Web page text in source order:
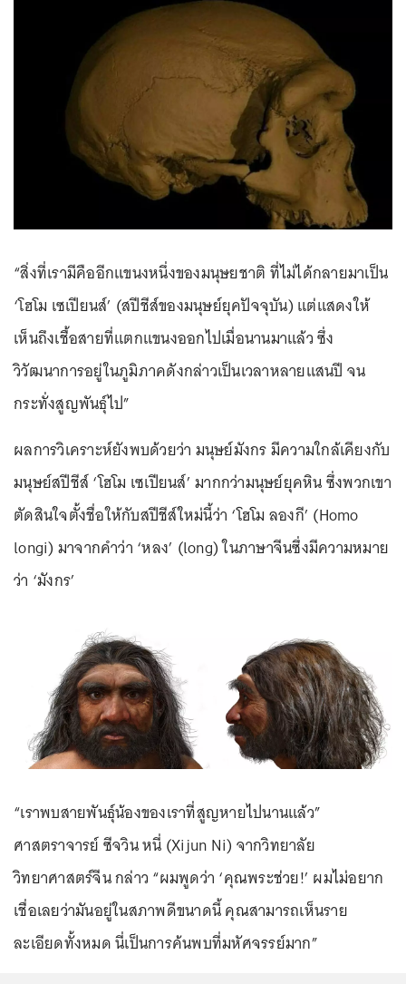
“สิ่งที่เรามีคืออีกแขนงหนึ่งของมนุษยชาติ ที่ไม่ได้กลายมาเป็น
‘โฮโม เซเปียนส์’ (สปีชีส์ของมนุษย์ยุคปัจจุบัน) แต่แสดงให้
เห็นถึงเชื้อสายที่แตกแขนงออกไปเมื่อนานมาแล้ว ซึ่ง
วิวัฒนาการอยู่ในภูมิภาคดังกล่าวเป็นเวลาหลายแสนปี จน
กระทั่งสูญพันธ์ุไป”
ผลการวิเคราะห์ยังพบด้วยว่า มนุษย์มังกร มีความใกล้เคียงกับ
มนุษย์สปีชีส์ ‘โฮโม เซเปียนส์’ มากกว่ามนุษย์ยุคหิน ซึ่งพวกเขา
ตัดสินใจตั้งชื่อให้กับสปีชีส์ใหม่นี้ว่า ‘โฮโม ลองกี’ (Homo
longi) มาจากคำว่า ‘หลง’ (long) ในภาษาจีนซึ่งมีความหมาย
ว่า ‘มังกร’
“เราพบสายพันธ์ุน้องของเราที่สูญหายไปนานแล้ว”
ศาสตราจารย์ ซีจวิน หนี่ (Xijun Ni) จากวิทยาลัย
วิทยาศาสตร์จีน กล่าว “ผมพูดว่า ‘คุณพระช่วย!’ ผมไม่อยาก
เชื่อเลยว่ามันอยู่ในสภาพดีขนาดนี้ คุณสามารถเห็นราย
ละเอียดทั้งหมด นี่เป็นการค้นพบที่มหัศจรรย์มาก”